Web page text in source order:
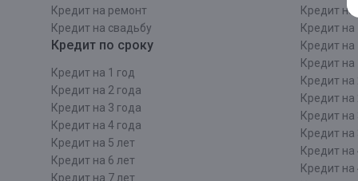
Кредит на ремонт
Кредит на свадьбу
Кредит по сроку
Кредит на 1 год
Кредит на 2 года
Кредит на 3 года
Кредит на 4 года
Кредит на 5 лет
Кредит на 6 лет
Кредит на 7 лет
Кредит на
Кредит на
Кредит на
Кредит на
Кредит на
Кредит на
Кредит на
Кредит на
Кредит на
Кредит на